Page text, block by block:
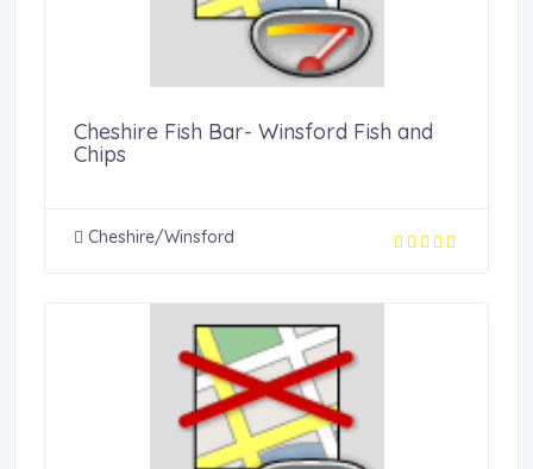
Cheshire Fish Bar- Winsford Fish and
Chips
Cheshire/Winsford